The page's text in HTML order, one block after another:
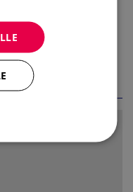
x 200cm)